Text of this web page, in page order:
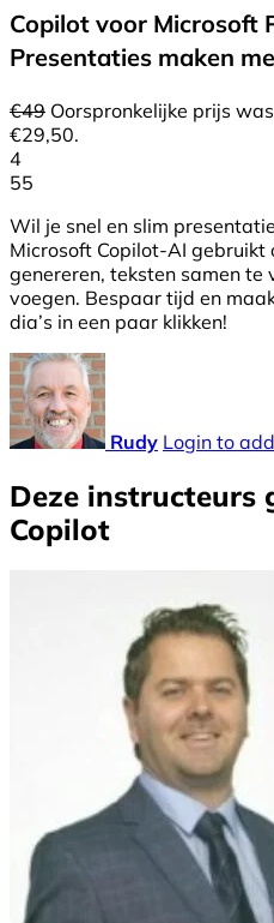
Copilot voor Microsoft
Presentaties maken
€49 Oorspronkelijke prijs
€29,50.
4
55
Wil je snel en slim
Microsoft Copilot-AI gebruikt
genereren, teksten samen te
voegen. Bespaar tijd en
dia’s in een paar klikken!
Rudy Login to
Deze instructeurs
Copilot